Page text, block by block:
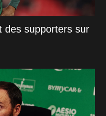
des supporters sur